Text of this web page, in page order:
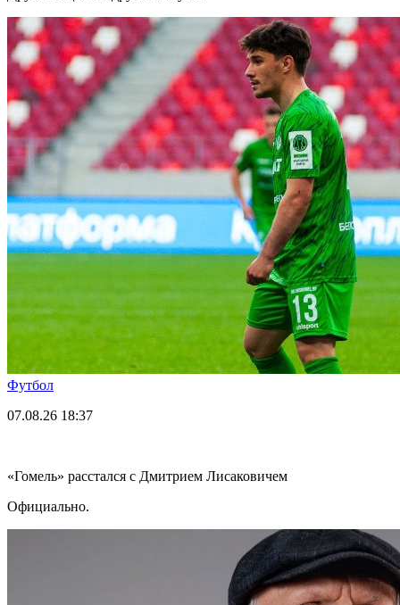
Футбол
07.08.26 18:37
«Гомель» расстался с Дмитрием Лисаковичем
Официально.